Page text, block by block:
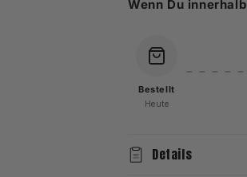
Wenn Du innerhalb
Bestellt
Heute
Details